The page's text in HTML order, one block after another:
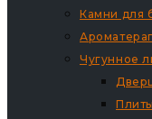
Камни для
Чугунное